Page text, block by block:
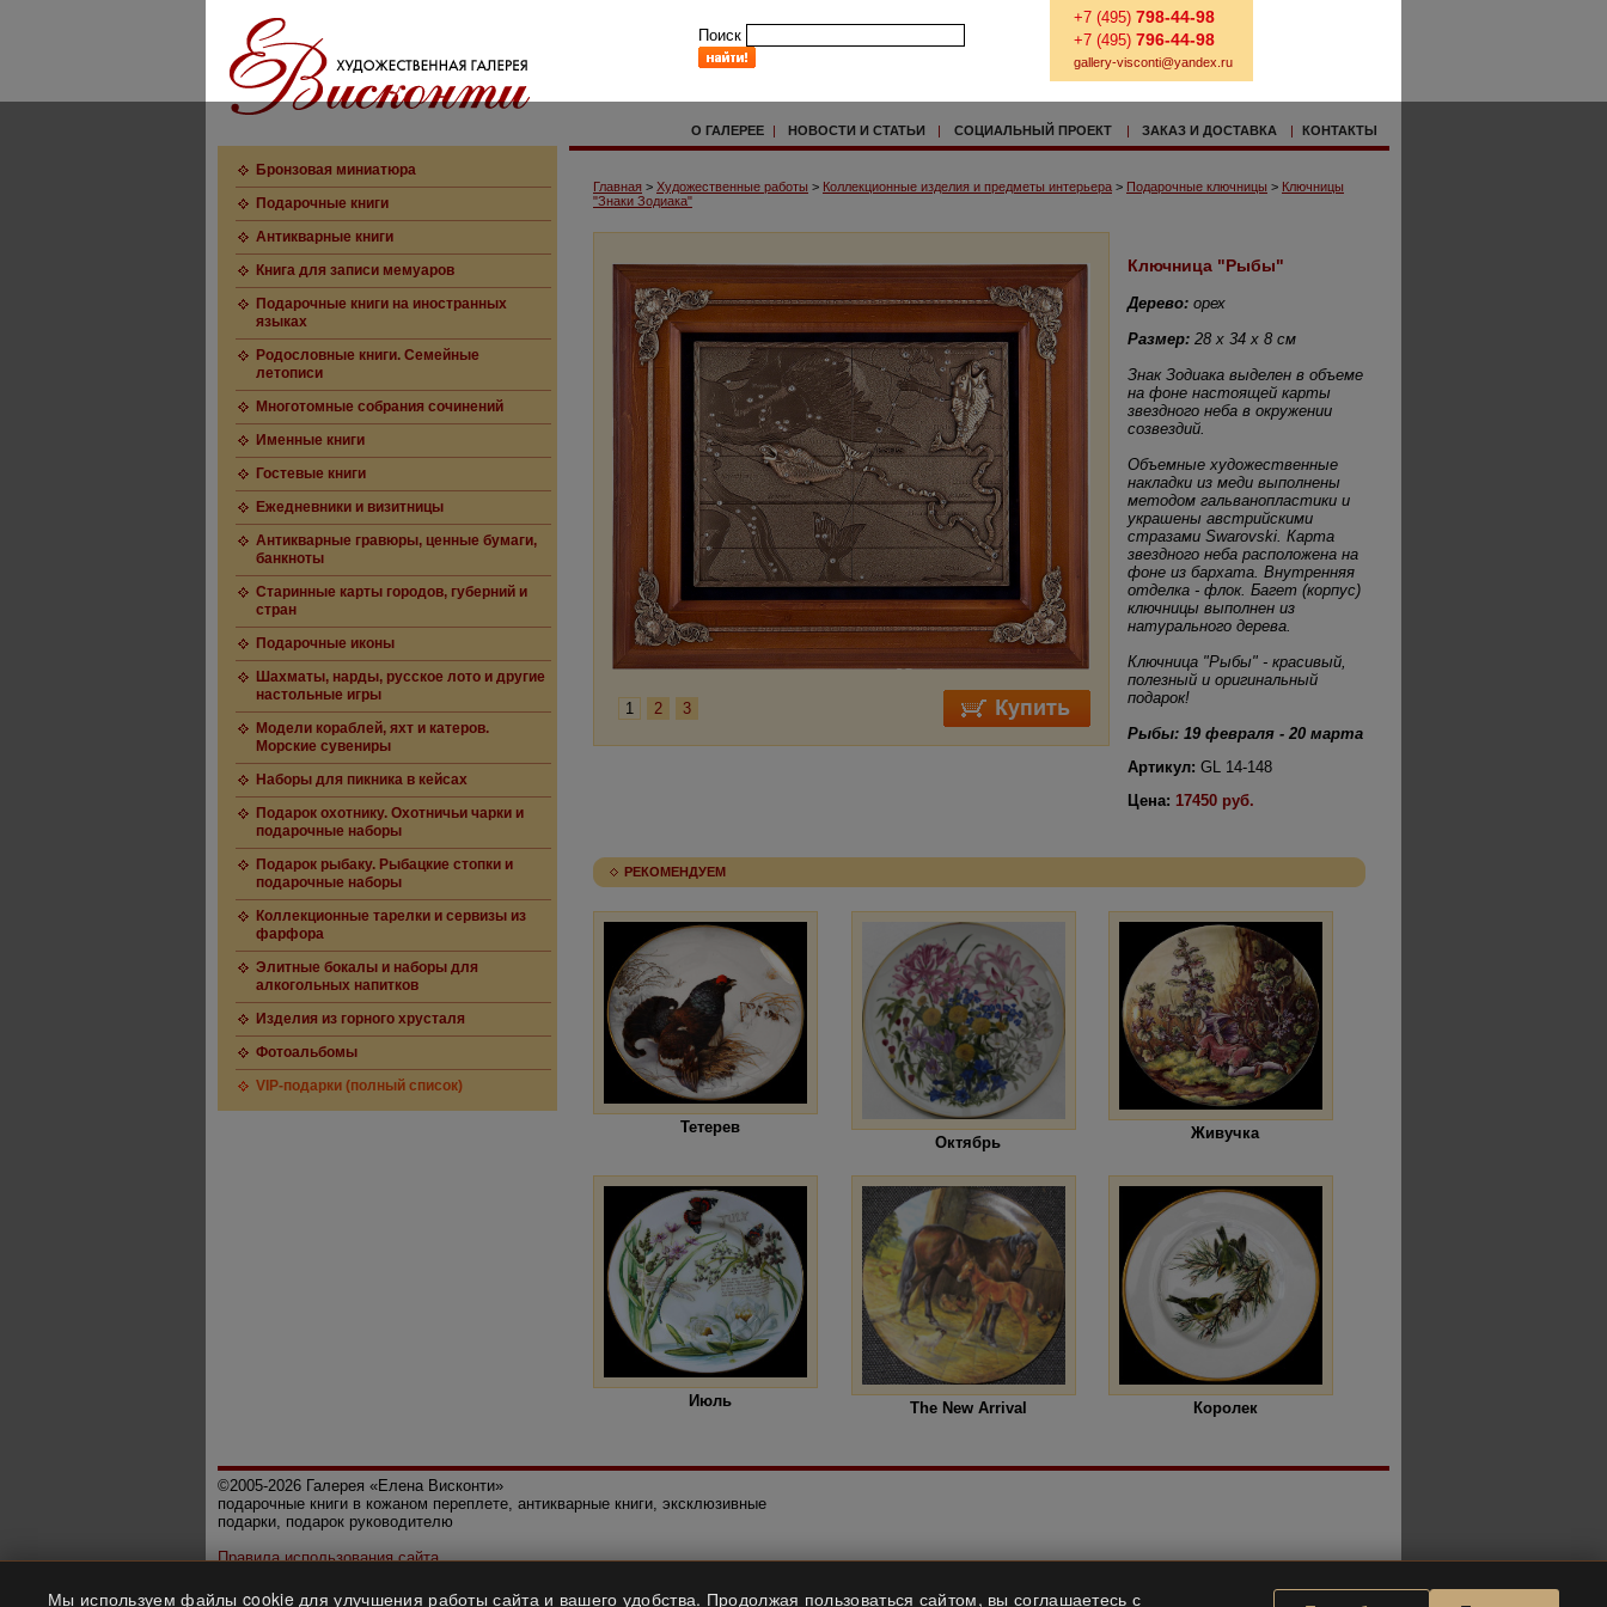
Поиск
+7 (495) 798-44-98
+7 (495) 796-44-98
gallery-visconti@yandex.ru
О ГАЛЕРЕЕ | НОВОСТИ И СТАТЬИ | СОЦИАЛЬНЫЙ ПРОЕКТ | ЗАКАЗ И ДОСТАВКА | КОНТАКТЫ
Бронзовая миниатюра
Подарочные книги
Антикварные книги
Книга для записи мемуаров
Подарочные книги на иностранных
языках
Родословные книги. Семейные
летописи
Многотомные собрания сочинений
Именные книги
Гостевые книги
Ежедневники и визитницы
Антикварные гравюры, ценные бумаги,
банкноты
Старинные карты городов, губерний и
стран
Подарочные иконы
Шахматы, нарды, русское лото и другие
настольные игры
Модели кораблей, яхт и катеров.
Морские сувениры
Наборы для пикника в кейсах
Подарок охотнику. Охотничьи чарки и
подарочные наборы
Подарок рыбаку. Рыбацкие стопки и
подарочные наборы
Коллекционные тарелки и сервизы из
фарфора
Элитные бокалы и наборы для
алкогольных напитков
Изделия из горного хрусталя
Фотоальбомы
VIP-подарки (полный список)
Главная > Художественные работы > Коллекционные изделия и предметы интерьера > Подарочные ключницы > Ключницы
"Знаки Зодиака"
1 2 3
Ключница "Рыбы"
Дерево: орех
Размер: 28 х 34 х 8 см
Знак Зодиака выделен в объеме
на фоне настоящей карты
звездного неба в окружении
созвездий.
Объемные художественные
накладки из меди выполнены
методом гальванопластики и
украшены австрийскими
стразами Swarovski. Карта
звездного неба расположена на
фоне из бархата. Внутренняя
отделка - флок. Багет (корпус)
ключницы выполнен из
натурального дерева.
Ключница "Рыбы" - красивый,
полезный и оригинальный
подарок!
Рыбы: 19 февраля - 20 марта
Артикул: GL 14-148
Цена: 17450 руб.
РЕКОМЕНДУЕМ
Тетерев
Октябрь
Живучка
Июль The New Arrival Королек
©2005-2026 Галерея «Елена Висконти»
подарочные книги в кожаном переплете, антикварные книги, эксклюзивные
подарки, подарок руководителю
Правила использования сайта
Мы используем файлы cookie для улучшения работы сайта и вашего удобства. Продолжая пользоваться сайтом, вы соглашаетесь с